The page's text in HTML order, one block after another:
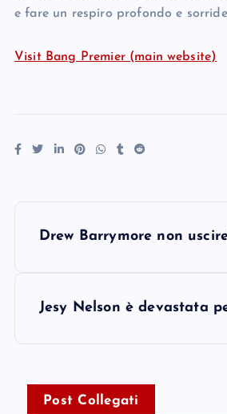
e fare un respiro profondo e
Visit Bang Premier (main website)
Drew Barrymore non
Jesy Nelson è devastata
Post Collegati